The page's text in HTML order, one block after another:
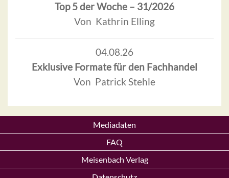
Top 5 der Woche – 31/2026
Von Kathrin Elling
04.08.26
Exklusive Formate für den Fachhandel
Von Patrick Stehle
Mediadaten
FAQ
Meisenbach Verlag